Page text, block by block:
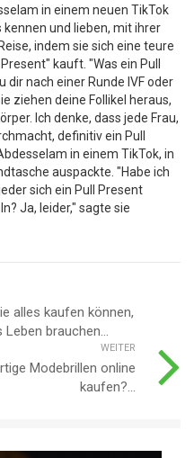
in einem neuen TikTok
kennen und lieben, mit ihrer
indem sie sich eine teure
kauft. "Was ein Pull
dir nach einer Runde IVF oder
ziehen deine Follikel heraus,
Ich denke, dass jede Frau,
definitiv ein Pull
in einem TikTok, in
auspackte. "Habe ich
sich ein Pull Present
Ja, leider," sagte sie
alles kaufen können,
brauchen...
WEITER
Modebrillen online
kaufen?...